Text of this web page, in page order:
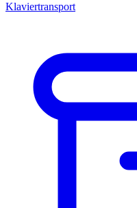
Klaviertransport